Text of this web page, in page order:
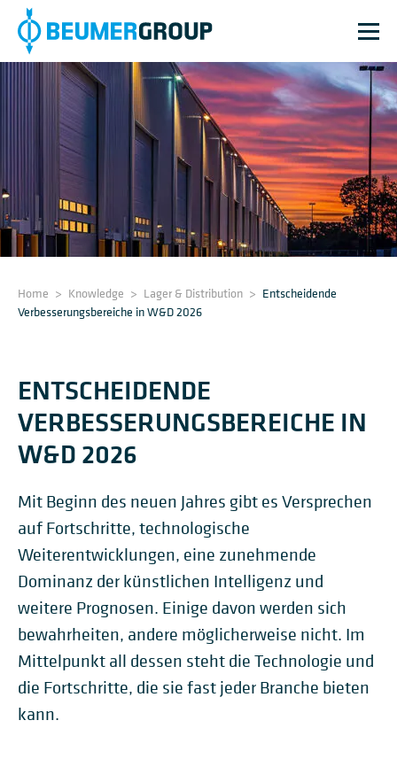
Home > Knowledge > Lager & Distribution > Entscheidende
Verbesserungsbereiche in W&D 2026
ENTSCHEIDENDE
VERBESSERUNGSBEREICHE IN
W&D 2026
Mit Beginn des neuen Jahres gibt es Versprechen
auf Fortschritte, technologische
Weiterentwicklungen, eine zunehmende
Dominanz der künstlichen Intelligenz und
weitere Prognosen. Einige davon werden sich
bewahrheiten, andere möglicherweise nicht. Im
Mittelpunkt all dessen steht die Technologie und
die Fortschritte, die sie fast jeder Branche bieten
kann.